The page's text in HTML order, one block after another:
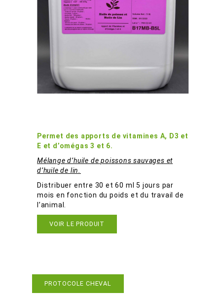
Permet des apports de vitamines A, D3 et
E et d’omégas 3 et 6.
Mélange d’huile de poissons sauvages et
d’huile de lin.
Distribuer entre 30 et 60 ml 5 jours par
mois en fonction du poids et du travail de
l’animal.
VOIR LE PRODUIT
PROTOCOLE CHEVAL